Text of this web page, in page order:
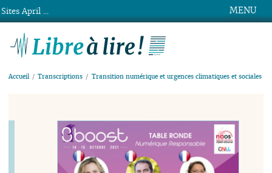
MENU
Accueil Transcriptions Transition numérique et urgences climatiques et sociales
Sites April ...